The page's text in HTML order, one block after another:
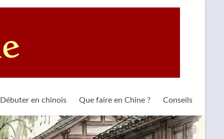
Débuter en chinois Que faire en Chine ? Conseils